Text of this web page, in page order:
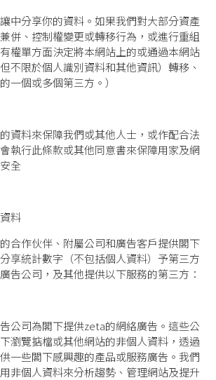
中分享你的資料。如果我們對大部分資產
併、控制權變更或轉移行為，或進行重組
權單方面決定將本網站上的或通過本網站
不限於個人識別資料和其他資訊）轉移、
一個或多個第三方。）
資料來保障我們或其他人士，或作配合法
執行此條款或其他同意書來保障用家及網
全
料
合作伙伴、附屬公司和廣告客戶提供閣下
享統計數字（不包括個人資料）予第三方
告公司，及其他提供以下服務的第三方：
公司為閣下提供zeta的網絡廣告。這些公
瀏覽掂檔或其他網站的非個人資料，透過
一些閣下感興趣的產品或服務廣告。我們
非個人資料來分析趨勢、管理網站及提升